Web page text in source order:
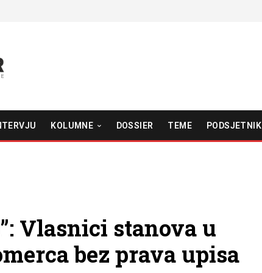
KOLUMNE DOSSIER TEME PODSJETNIK
Vlasnici stanova u
bez prava upisa